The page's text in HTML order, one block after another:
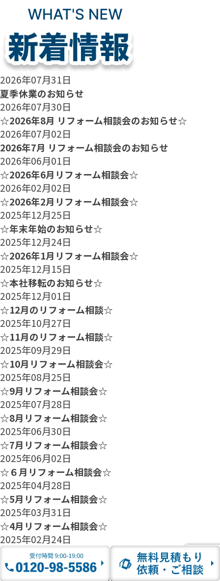
2026年07月31日
夏季休業のお知らせ
2026年07月30日
☆2026年8月 リフォーム相談会のお知らせ☆
2026年07月02日
2026年7月 リフォーム相談会のお知らせ
2026年06月01日
☆2026年6月リフォーム相談会☆
2026年02月02日
☆2026年2月リフォーム相談会☆
2025年12月25日
☆年末年始のお知らせ☆
2025年12月24日
☆2026年1月リフォーム相談会☆
2025年12月15日
☆本社移転のお知らせ☆
2025年12月01日
☆12月のリフォーム相談☆
2025年10月27日
☆11月のリフォーム相談☆
2025年09月29日
☆10月リフォーム相談会☆
2025年08月25日
☆9月リフォーム相談会☆
2025年07月28日
☆8月リフォーム相談会☆
2025年06月30日
☆7月リフォーム相談会☆
2025年06月02日
☆６月リフォーム相談会☆
2025年04月28日
☆5月リフォーム相談会☆
2025年03月31日
☆4月リフォーム相談会☆
2025年02月24日
☆3月リフォーム相談会☆
2025年01月27日